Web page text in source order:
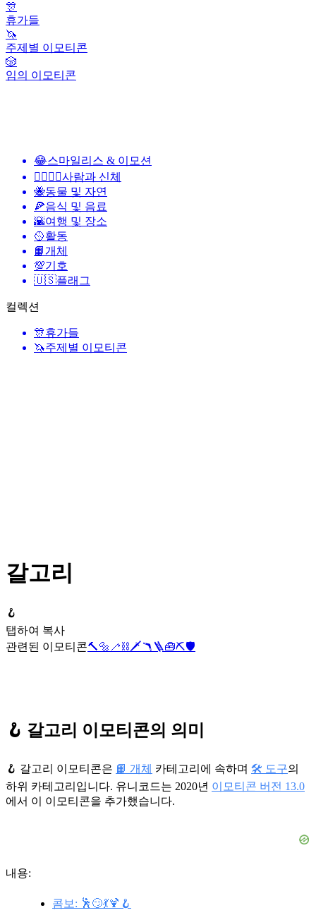
🎊
휴가들
🦄
주제별 이모티콘
🎲
임의 이모티콘
😂스마일리스 & 이모션
👩‍❤️‍💋‍👨사람과 신체
🐝동물 및 자연
🍕음식 및 음료
🌇여행 및 장소
🥎활동
📙개체
💯기호
🇺🇸플래그
컬렉션
🎊휴가들
🦄주제별 이모티콘
갈고리
🪝
탭하여 복사
관련된 이모티콘🔨🔩 🦯⛓️🗡️ 🪃 🪜🧰⛏️🛡️
🪝 갈고리 이모티콘의 의미
🪝 갈고리 이모티콘은 📙 개체 카테고리에 속하며 🛠️ 도구의
하위 카테고리입니다. 유니코드는 2020년 이모티콘 버전 13.0
에서 이 이모티콘을 추가했습니다.
내용:
콤보: 🕺😏💃🍹🪝